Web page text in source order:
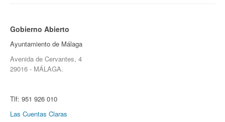
Gobierno Abierto
Ayuntamiento de Málaga
Avenida de Cervantes, 4
29016 - MÁLAGA.
Tlf: 951 926 010
Las Cuentas Claras